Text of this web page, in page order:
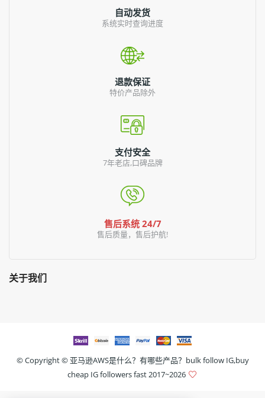
自动发货
系统实时查询进度
退款保证
特价产品除外
支付安全
7年老店,口碑品牌
售后系统 24/7
售后质量，售后护航!
关于我们
© Copyright © 亚马逊AWS是什么？有哪些产品？bulk follow IG,buy
cheap IG followers fast2017~2026